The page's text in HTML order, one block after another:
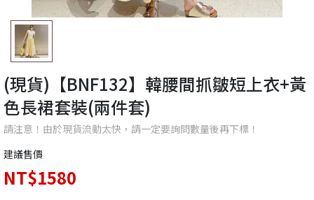
(現貨)【BNF132】韓腰間抓皺短上衣+黃
色長裙套裝(兩件套)
請注意！由於現貨流動太快，請一定要詢問數量後再下標！
建議售價
NT$1580